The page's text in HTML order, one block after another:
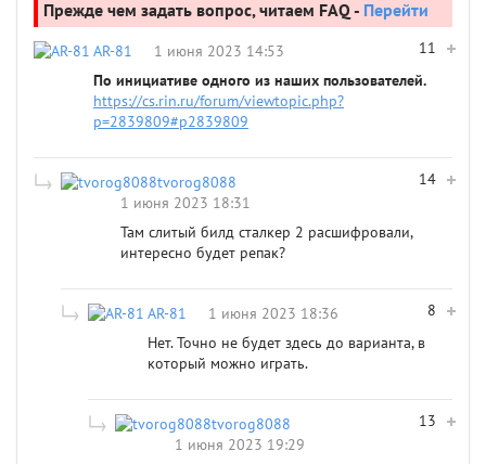
Прежде чем задать вопрос, читаем FAQ - Перейти
11
AR-81
1 июня 2023 14:53
По инициативе одного из наших пользователей.
https://cs.rin.ru/forum/viewtopic.php?
p=2839809#p2839809
14
tvorog8088
1 июня 2023 18:31
Там слитый билд сталкер 2 расшифровали,
интересно будет репак?
8
AR-81
1 июня 2023 18:36
Нет. Точно не будет здесь до варианта, в
который можно играть.
13
tvorog8088
1 июня 2023 19:29